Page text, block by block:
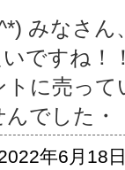
みなさ
ですね！
に売っ
んでした・
年6月18